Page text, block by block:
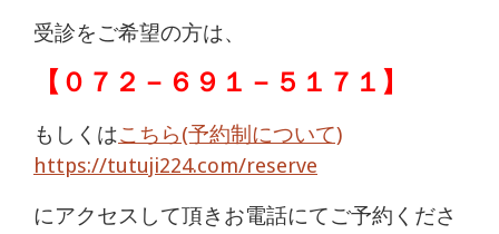
受診をご希望の方は、
【 ０７２－６９１－５１７１ 】
もしくはこちら(予約制について)
https://tutuji224.com/reserve
にアクセスして頂きお電話にてご予約くださ